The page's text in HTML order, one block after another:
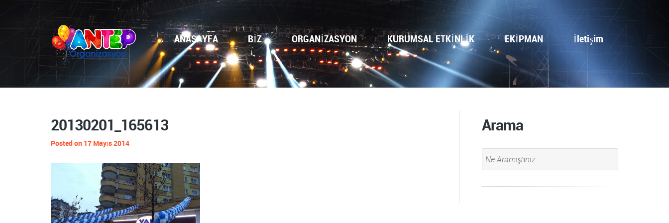
ANASAYFA BİZ ORGANİZASYON KURUMSAL ETKİNLİK EKİPMAN İletişim
20130201_165613
Posted on 17 Mayıs 2014
Arama